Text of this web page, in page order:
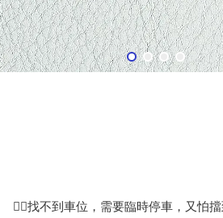
👉🏻找不到車位，需要臨時停車，又